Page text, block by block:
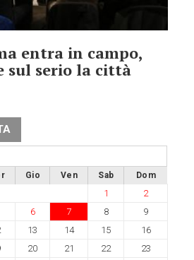
entra in campo,
sul serio la città
Gio Ven Sab Dom
1
2
6 7 8
9
13 14 15
16
20 21 22
23